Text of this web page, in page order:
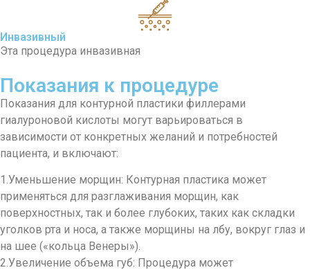
Инвазивный
Эта процедура инвазивная
Показания к процедуре
Показания для контурной пластики филлерами
гиалуроновой кислоты могут варьироваться в
зависимости от конкретных желаний и потребностей
пациента, и включают:
1.Уменьшение морщин: Контурная пластика может
применяться для разглаживания морщин, как
поверхностных, так и более глубоких, таких как складки
уголков рта и носа, а также морщины на лбу, вокруг глаз и
на шее («кольца Венеры»).
2.Увеличение объема губ: Процедура может